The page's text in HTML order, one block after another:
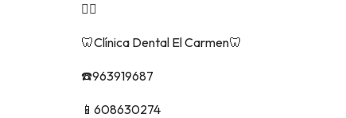
👇🏾
🦷Clínica Dental El Carmen🦷
☎️963919687
📱608630274